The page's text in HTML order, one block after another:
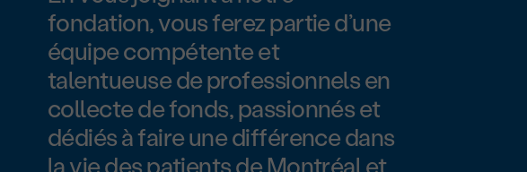
fondation, vous ferez partie d’une
équipe compétente et
talentueuse de professionnels en
collecte de fonds, passionnés et
dédiés à faire une différence dans
la vie des patients de Montréal et